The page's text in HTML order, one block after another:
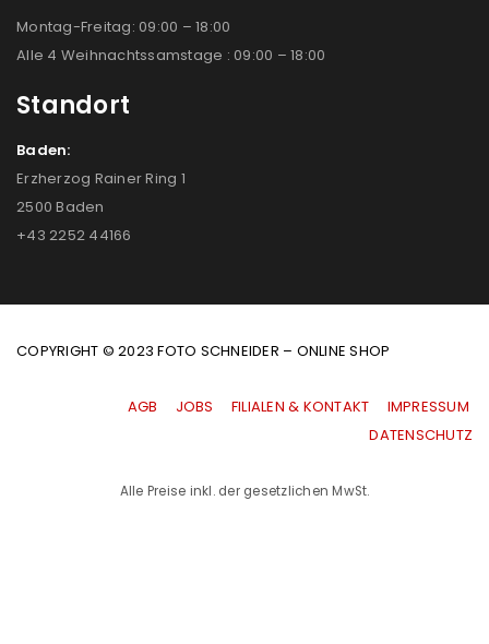
Montag-Freitag: 09:00 – 18:00
Alle 4 Weihnachtssamstage : 09:00 – 18:00
Standort
Baden:
Erzherzog Rainer Ring 1
2500 Baden
+43 2252 44166
COPYRIGHT © 2023 FOTO SCHNEIDER – ONLINE SHOP
AGB JOBS FILIALEN & KONTAKT
IMPRESSUM
|DATENSCHUTZ
Alle Preise inkl. der gesetzlichen MwSt.